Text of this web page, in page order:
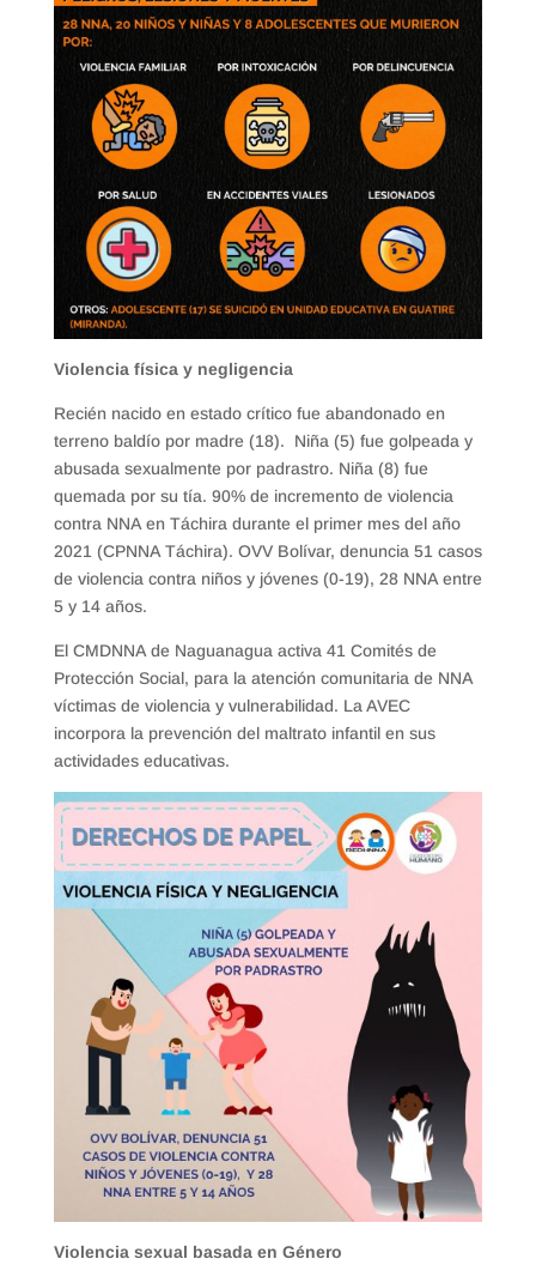
Violencia física y negligencia
Recién nacido en estado crítico fue abandonado en
terreno baldío por madre (18). Niña (5) fue golpeada y
abusada sexualmente por padrastro. Niña (8) fue
quemada por su tía. 90% de incremento de violencia
contra NNA en Táchira durante el primer mes del año
2021 (CPNNA Táchira). OVV Bolívar, denuncia 51 casos
de violencia contra niños y jóvenes (0-19), 28 NNA entre
5 y 14 años.
El CMDNNA de Naguanagua activa 41 Comités de
Protección Social, para la atención comunitaria de NNA
víctimas de violencia y vulnerabilidad. La AVEC
incorpora la prevención del maltrato infantil en sus
actividades educativas.
Violencia sexual basada en Género